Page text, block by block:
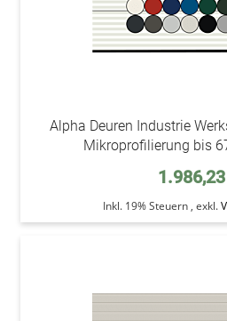
Alpha Deuren Industrie
Mikroprofilierung bis
Inkl. 19% Steuern , exkl.